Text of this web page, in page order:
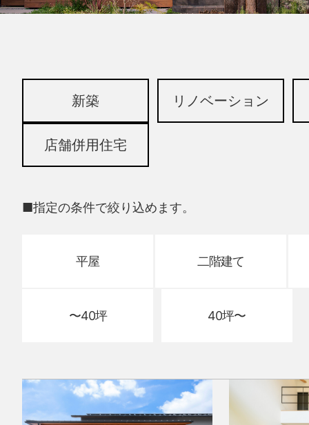
新築 リノベーション
店舗併用住宅
■指定の条件で絞り込めます。
平屋 二階建て
〜40坪 40坪〜